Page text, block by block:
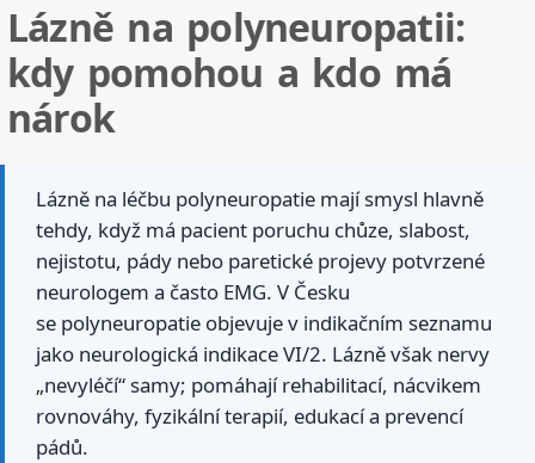
Lázně na polyneuropatii:
kdy pomohou a kdo má
nárok
Lázně na léčbu polyneuropatie mají smysl hlavně
tehdy, když má pacient poruchu chůze, slabost,
nejistotu, pády nebo paretické projevy potvrzené
neurologem a často EMG. V Česku
se polyneuropatie objevuje v indikačním seznamu
jako neurologická indikace VI/2. Lázně však nervy
„nevyléčí“ samy; pomáhají rehabilitací, nácvikem
rovnováhy, fyzikální terapií, edukací a prevencí
pádů.